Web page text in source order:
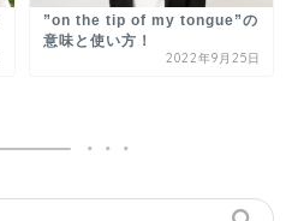
”on the tip of my tongue”の
意味と使い方！
2022年9月25日